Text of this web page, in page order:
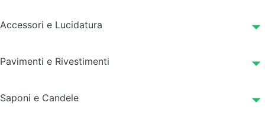
Accessori e Lucidatura
Pavimenti e Rivestimenti
Saponi e Candele